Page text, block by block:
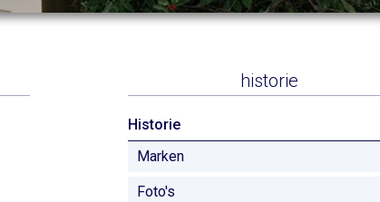
historie
Historie
Marken
Foto's